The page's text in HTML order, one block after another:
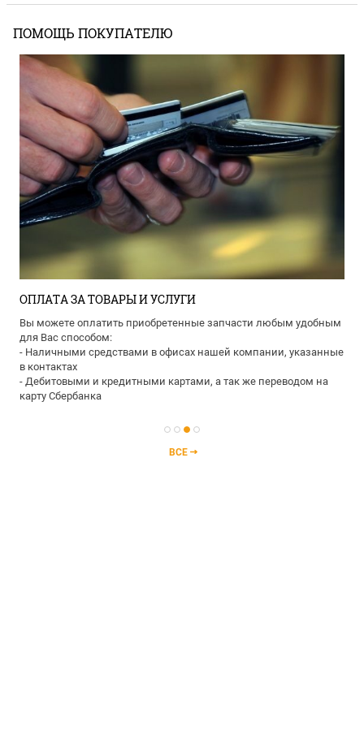
ПОМОЩЬ ПОКУПАТЕЛЮ
ОПЛАТА ЗА ТОВАРЫ И УСЛУГИ
Вы можете оплатить приобретенные запчасти любым удобным
для Вас способом:
- Наличными средствами в офисах нашей компании, указанные
в контактах
- Дебитовыми и кредитными картами, а так же переводом на
карту Сбербанка
ВСЕ